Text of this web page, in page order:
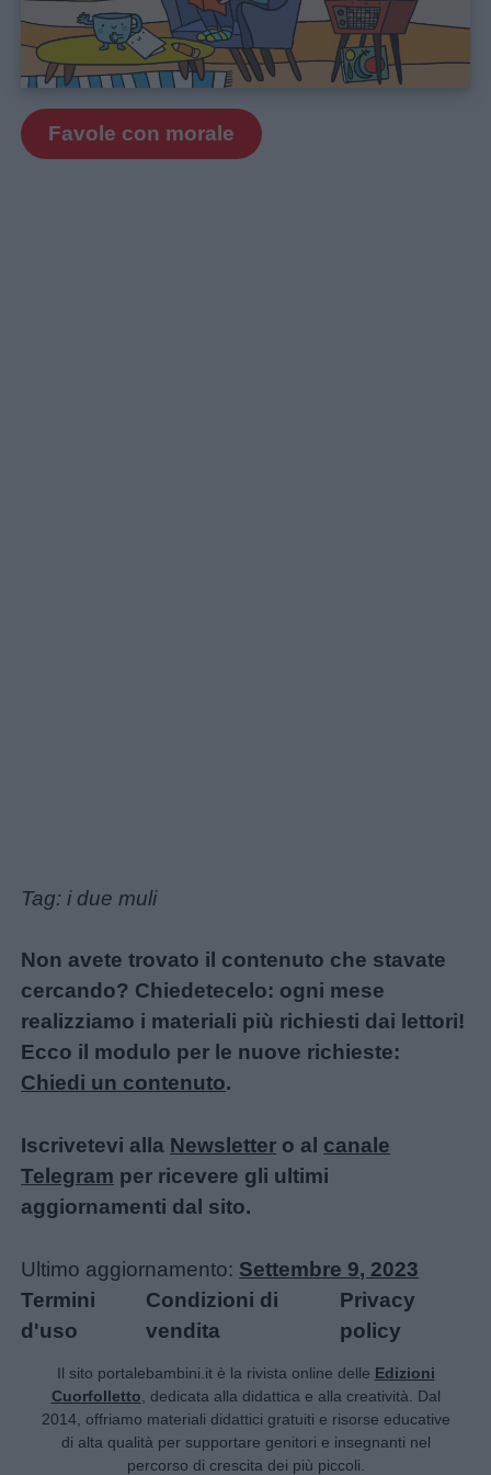
Favole con morale
Tag: i due muli
Non avete trovato il contenuto che stavate
cercando? Chiedetecelo: ogni mese
realizziamo i materiali più richiesti dai lettori!
Ecco il modulo per le nuove richieste:
Chiedi un contenuto.
Iscrivetevi alla Newsletter o al canale
Telegram per ricevere gli ultimi
aggiornamenti dal sito.
Ultimo aggiornamento: Settembre 9, 2023
Termini
d'uso
Condizioni di
vendita
Privacy
policy
Il sito portalebambini.it è la rivista online delle Edizioni
Cuorfolletto, dedicata alla didattica e alla creatività. Dal
2014, offriamo materiali didattici gratuiti e risorse educative
di alta qualità per supportare genitori e insegnanti nel
percorso di crescita dei più piccoli.